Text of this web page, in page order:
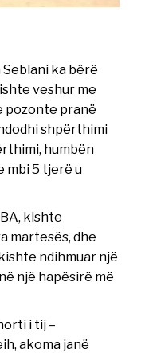
Seblani ka bërë
veshur me
pozonte pranë
shpërthimi
humbën
mbi 5 tjerë u
kishte
martesës, dhe
ndihmuar një
një hapësirë më
i tij –
akoma janë